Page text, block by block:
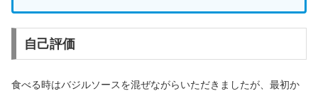
自己評価
食べる時はバジルソースを混ぜながらいただきましたが、最初か